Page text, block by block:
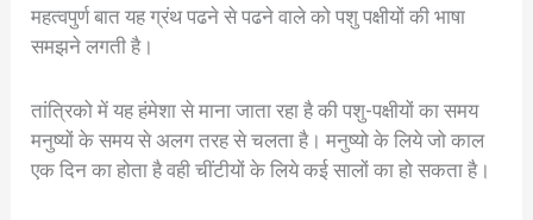
महत्वपुर्ण बात यह ग्रंथ पढने से पढने वाले को पशु पक्षीयों की भाषा
समझने लगती है।
तांत्रिको में यह हंमेशा से माना जाता रहा है की पशु-पक्षीयों का समय
मनुष्यों के समय से अलग तरह से चलता है। मनुष्यो के लिये जो काल
एक दिन का होता है वही चींटीयों के लिये कई सालों का हो सकता है।